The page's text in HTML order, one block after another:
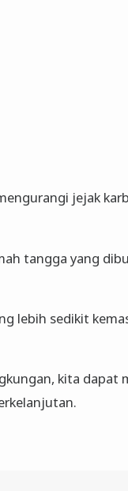
jejak
tangga yang
lebih sedikit
kita dapat